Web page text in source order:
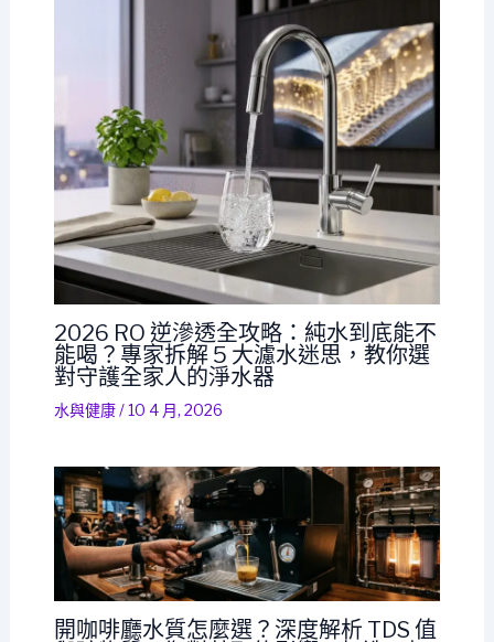
2026 RO 逆滲透全攻略：純水到底能不
能喝？專家拆解 5 大濾水迷思，教你選
對守護全家人的淨水器
水與健康/10 4 月, 2026
開咖啡廳水質怎麼選？深度解析 TDS 值